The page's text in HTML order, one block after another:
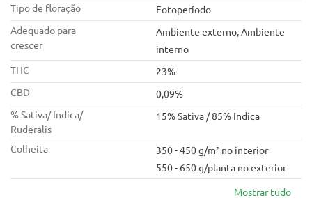
Tipo de floração
Fotoperíodo
Adequado para
crescer
Ambiente externo, Ambiente
interno
THC
23%
CBD
0,09%
% Sativa/ Indica/
Ruderalis
15% Sativa / 85% Indica
Colheita
350 - 450 g/m² no interior
550 - 650 g/planta no exterior
Mostrar tudo